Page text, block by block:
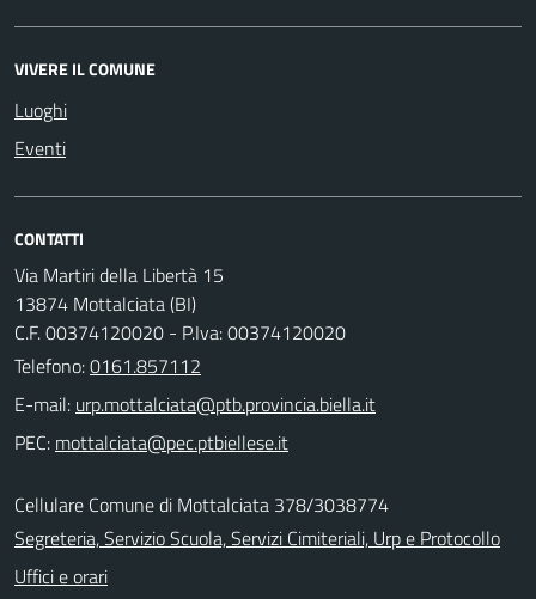
VIVERE IL COMUNE
Luoghi
Eventi
CONTATTI
Via Martiri della Libertà 15
13874 Mottalciata (BI)
C.F. 00374120020 - P.Iva: 00374120020
Telefono:0161.857112
E-mail:
PEC:
Cellulare Comune di Mottalciata 378/3038774
Segreteria, Servizio Scuola, Servizi Cimiteriali, Urp e Protocollo
Uffici e orari